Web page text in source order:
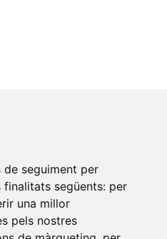
seguiment per
següents: per
una millor
pels nostres